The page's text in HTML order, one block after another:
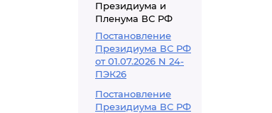
Президиума и
Пленума ВС РФ
Постановление
Президиума ВС РФ
от 01.07.2026 N 24-
ПЭК26
Постановление
Президиума ВС РФ